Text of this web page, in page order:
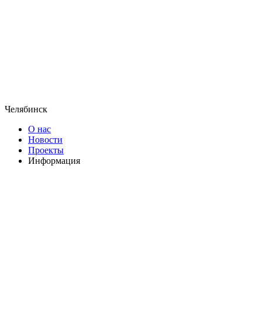
Челябинск
О нас
Новости
Проекты
Информация